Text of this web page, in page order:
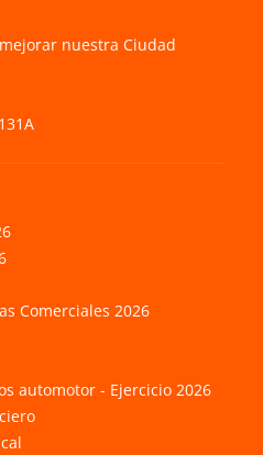
nuestra Ciudad
Comerciales 2026
automotor - Ejercicio 2026